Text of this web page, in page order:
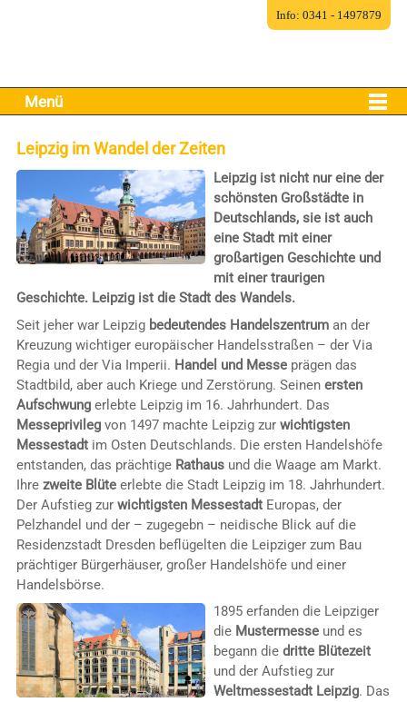
Menü
Leipzig im Wandel der Zeiten
Leipzig ist nicht nur eine der
schönsten Großstädte in
Deutschlands, sie ist auch
eine Stadt mit einer
großartigen Geschichte und
mit einer traurigen
Geschichte. Leipzig ist die Stadt des Wandels.
Seit jeher war Leipzig bedeutendes Handelszentruman der
Kreuzung wichtiger europäischer Handelsstraßen – der Via
Regia und der Via Imperii. Handel und Messeprägen das
Stadtbild, aber auch Kriege und Zerstörung. Seinen ersten
Aufschwungerlebte Leipzig im 16. Jahrhundert. Das
Messeprivilegvon 1497 machte Leipzig zur wichtigsten
Messestadtim Osten Deutschlands. Die ersten Handelshöfe
entstanden, das prächtige Rathausund die Waage am Markt.
Ihre zweite Blüteerlebte die Stadt Leipzig im 18. Jahrhundert.
Der Aufstieg zur wichtigsten MessestadtEuropas, der
Pelzhandel und der – zugegebn – neidische Blick auf die
Residenzstadt Dresden beflügelten die Leipziger zum Bau
prächtiger Bürgerhäuser, großer Handelshöfe und einer
Handelsbörse.
1895 erfanden die Leipziger
die Mustermesseund es
begann die dritte Blütezeit
und der Aufstieg zur
Weltmessestadt Leipzig. Das
Info: 0341 - 1497879